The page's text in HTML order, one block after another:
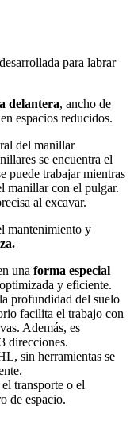
desarrollada para labrar
delantera, ancho de
espacios reducidos.
del manillar
se encuentra el
puede trabajar mientras
manillar con el pulgar.
al excavar.
mantenimiento y
una forma especial
y eficiente.
profundidad del suelo
facilita el trabajo con
Además, es
direcciones.
sin herramientas se
transporte o el
de espacio.